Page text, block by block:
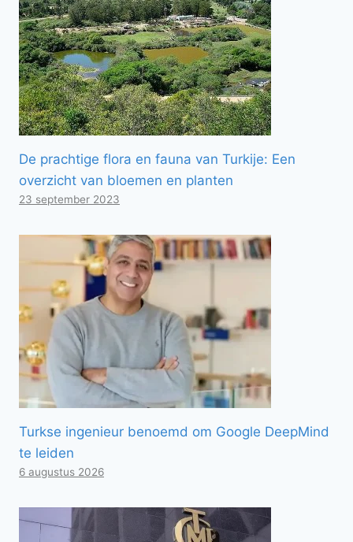
De prachtige flora en fauna van Turkije: Een
overzicht van bloemen en planten
23 september 2023
Turkse ingenieur benoemd om Google DeepMind
te leiden
6 augustus 2026